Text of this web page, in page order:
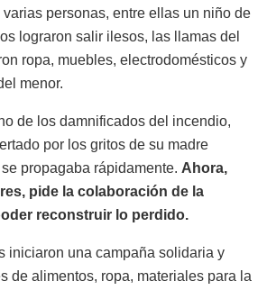
personas, entre ellas un niño de
lograron salir ilesos, las llamas del
ropa, muebles, electrodomésticos y
menor.
de los damnificados del incendio,
por los gritos de su madre
propagaba rápidamente. Ahora,
pide la colaboración de la
reconstruir lo perdido.
iniciaron una campaña solidaria y
de alimentos, ropa, materiales para la